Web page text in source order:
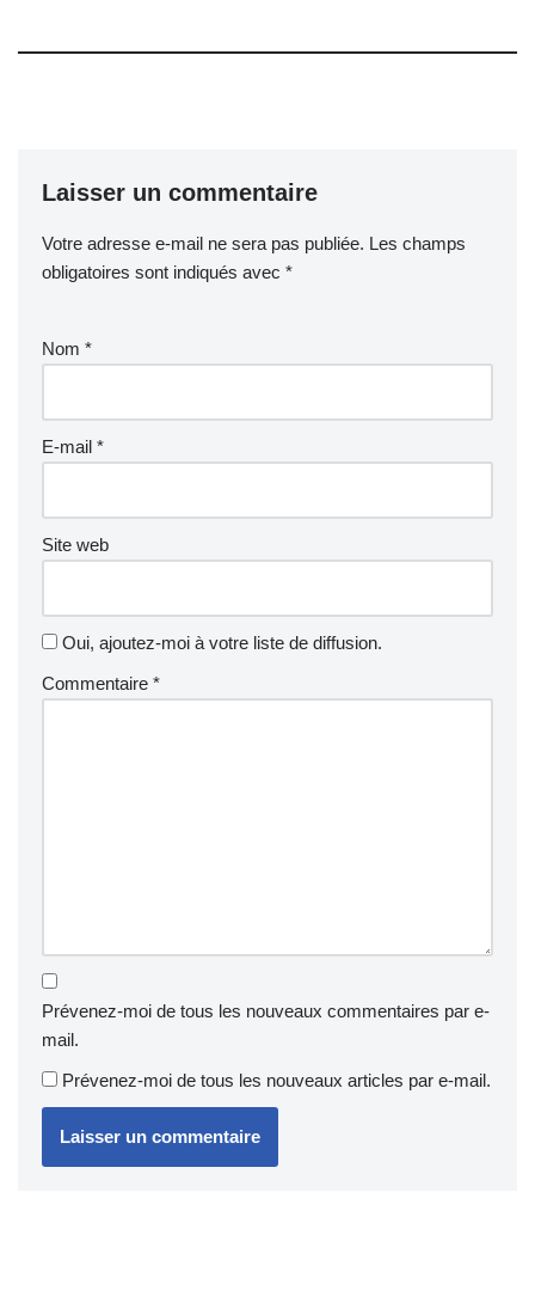
Laisser un commentaire
Votre adresse e-mail ne sera pas publiée. Les champs
obligatoires sont indiqués avec *
Nom *
E-mail *
Site web
Oui, ajoutez-moi à votre liste de diffusion.
Commentaire *
Prévenez-moi de tous les nouveaux commentaires par e-
mail.
Prévenez-moi de tous les nouveaux articles par e-mail.